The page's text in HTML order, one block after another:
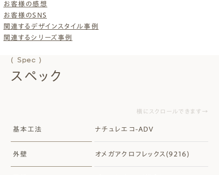
お客様の感想
お客様のSNS
関連するデザインスタイル事例
関連するシリーズ事例
( Spec )
スペック
横にスクロールできます→
基本工法 ナチュレエコ-ADV
外壁 オメガアクロフレックス(9216)